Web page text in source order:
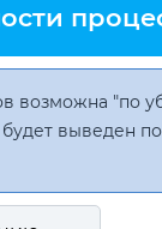
возможна "по
выведен